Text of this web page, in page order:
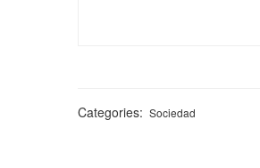
Categories: Sociedad